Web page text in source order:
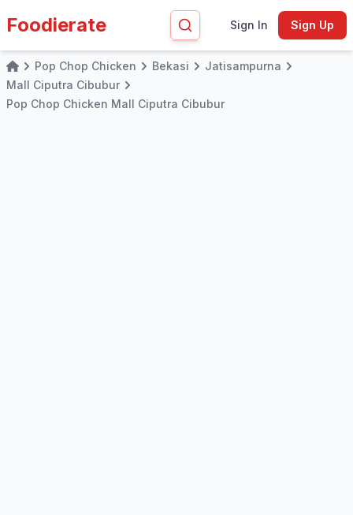
Foodierate Sign In Sign Up
HomePop Chop Chicken Bekasi
Jatisampurna
Mall Ciputra Cibubur
Pop Chop Chicken Mall Ciputra Cibubur